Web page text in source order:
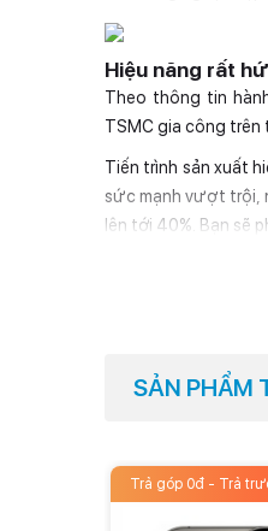
Hiệu năng rất
Theo thông tin
TSMC gia công trên
Tiến trình sản xuất
sức mạnh vượt trội,
lên tới 40%. Bạn sẽ
cũ, đánh dấu dung
iPhone 13 Pro Max
SẢN PHẨM
Trả góp 0đ - Trả